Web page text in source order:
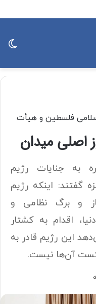
امنیت ملی
فلسطین و هیأت
اصلی میدان
به جنایات رژیم
گفتند: اینکه رژیم
و برگ نظامی و
اقدام به کشتار
این رژیم قادر به
آن‌ها نیست.